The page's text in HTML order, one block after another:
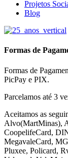
Projetos
Blog
Formas de
Formas de
PicPay e PIX.
Parcelamos até 3
Aceitamos as
Alvo(MartMinas),
CoopelifeCard,
MegavaleCard,
Pluxee, Policard,